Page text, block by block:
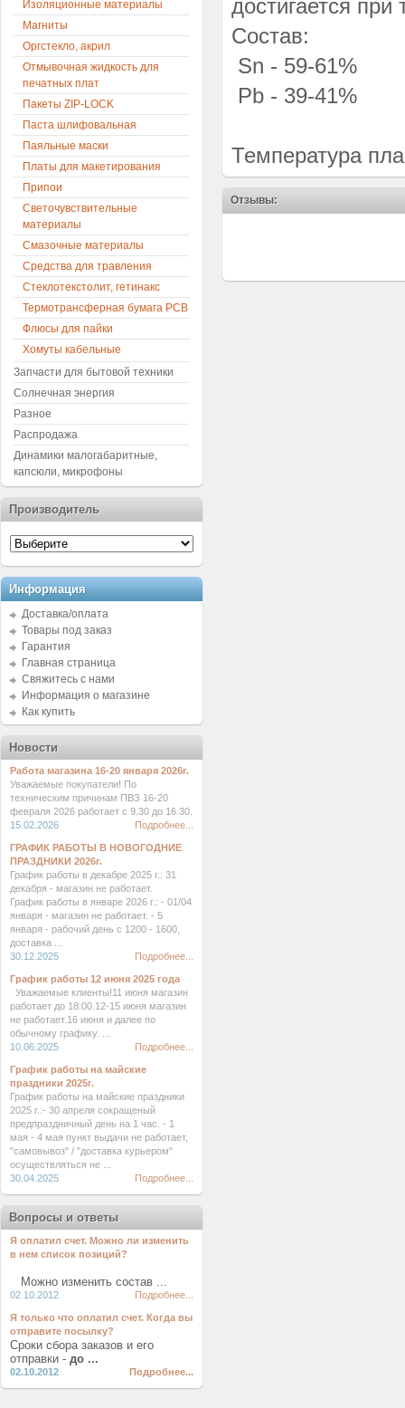
достигается
Состав:
Sn - 59-61%
Pb - 39-41%
Температура
Отзывы:
Изоляционные материалы
Магниты
Оргстекло, акрил
Отмывочная жидкость для
печатных плат
Пакеты ZIP-LOCK
Паста шлифовальная
Паяльные маски
Платы для макетирования
Припои
Светочувствительные
материалы
Смазочные материалы
Средства для травления
Стеклотекстолит, гетинакс
Термотрансферная бумага PCB
Флюсы для пайки
Хомуты кабельные
Запчасти для бытовой техники
Солнечная энергия
Разное
Распродажа
Динамики малогабаритные,
капсюли, микрофоны
Производитель
Информация
Доставка/оплата
Товары под заказ
Гарантия
Главная страница
Свяжитесь с нами
Информация о магазине
Как купить
Новости
Работа магазина 16-20 января 2026г.
Уважаемые покупатели! По
техническим причинам ПВЗ 16-20
февраля 2026 работает с 9.30 до 16.30.
15.02.2026
Подробнее...
ГРАФИК РАБОТЫ В НОВОГОДНИЕ
ПРАЗДНИКИ 2026г.
График работы в декабре 2025 г.: 31
декабря - магазин не работает.
График работы в январе 2026 г.: - 01/04
января - магазин не работает. - 5
января - рабочий день с 1200 - 1600,
доставка ...
30.12.2025
Подробнее...
График работы 12 июня 2025 года
Уважаемые клиенты!11 июня магазин
работает до 18:00.12-15 июня магазин
не работает.16 июня и далее по
обычному графику. ...
10.06.2025
Подробнее...
График работы на майские
праздники 2025г.
График работы на майские праздники
2025 г.:- 30 апреля сокращеный
предпраздничный день на 1 час. - 1
мая - 4 мая пункт выдачи не работает,
"самовывоз" / "доставка курьером"
осуществляться не ...
30.04.2025
Подробнее...
Вопросы и ответы
Я оплатил счет. Можно ли изменить
в нем список позиций?
Можно изменить состав ...
02.10.2012 Подробнее...
Я только что оплатил счет. Когда вы
отправите посылку?
Сроки сбора заказов и его
отправки - до ...
02.10.2012 Подробнее...